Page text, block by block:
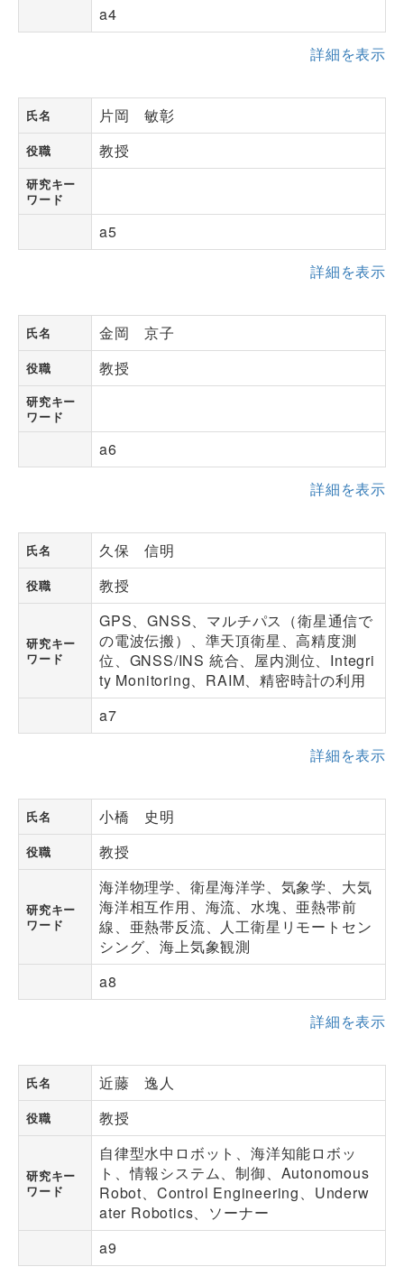
a4
詳細を表示
氏名 片岡 敏彰
役職 教授
研究キー
ワード
a5
詳細を表示
氏名 金岡 京子
役職 教授
研究キー
ワード
a6
詳細を表示
氏名 久保 信明
役職 教授
研究キー
ワード
GPS、GNSS、マルチパス（衛星通信で
の電波伝搬）、準天頂衛星、高精度測
位、GNSS/INS 統合、屋内測位、Integri
ty Monitoring、RAIM、精密時計の利用
a7
詳細を表示
氏名 小橋 史明
役職 教授
研究キー
ワード
海洋物理学、衛星海洋学、気象学、大気
海洋相互作用、海流、水塊、亜熱帯前
線、亜熱帯反流、人工衛星リモートセン
シング、海上気象観測
a8
詳細を表示
氏名 近藤 逸人
役職 教授
研究キー
ワード
自律型水中ロボット、海洋知能ロボッ
ト、情報システム、制御、Autonomous
Robot、Control Engineering、Underw
ater Robotics、ソーナー
a9